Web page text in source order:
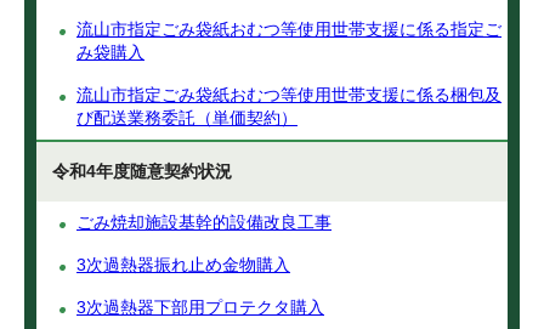
流山市指定ごみ袋紙おむつ等使用世帯支援に係る指定ご
み袋購入
流山市指定ごみ袋紙おむつ等使用世帯支援に係る梱包及
び配送業務委託（単価契約）
令和4年度随意契約状況
ごみ焼却施設基幹的設備改良工事
3次過熱器振れ止め金物購入
3次過熱器下部用プロテクタ購入